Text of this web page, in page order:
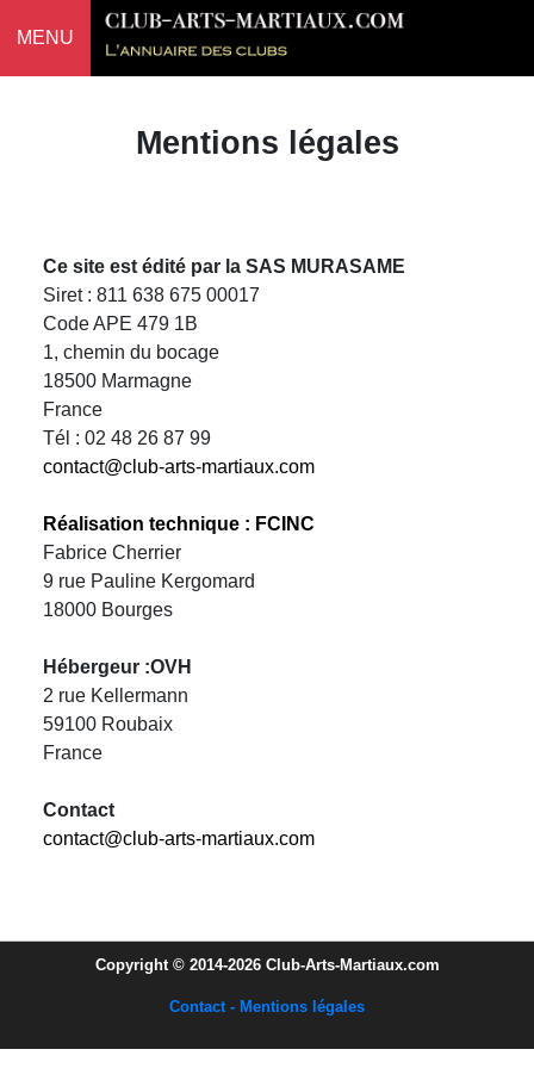
MENU
Mentions légales
Ce site est édité par la SAS MURASAME
Siret : 811 638 675 00017
Code APE 479 1B
1, chemin du bocage
18500 Marmagne
France
Tél : 02 48 26 87 99
contact@club-arts-martiaux.com
Réalisation technique : FCINC
Fabrice Cherrier
9 rue Pauline Kergomard
18000 Bourges
Hébergeur :OVH
2 rue Kellermann
59100 Roubaix
France
Contact
contact@club-arts-martiaux.com
Copyright © 2014-2026 Club-Arts-Martiaux.com
Contact - Mentions légales